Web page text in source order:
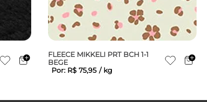
FLEECE MIKKELI PRT BCH 1-1
BEGE
Por: R$ 75,95 / kg